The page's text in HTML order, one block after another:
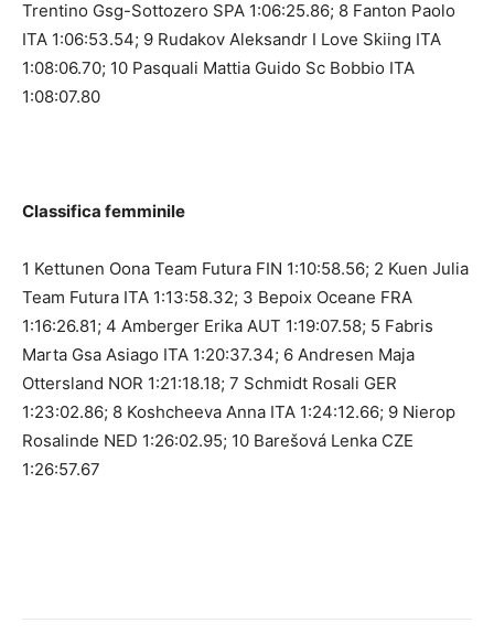
Trentino Gsg-Sottozero SPA 1:06:25.86; 8 Fanton Paolo
ITA 1:06:53.54; 9 Rudakov Aleksandr I Love Skiing ITA
1:08:06.70; 10 Pasquali Mattia Guido Sc Bobbio ITA
1:08:07.80
Classifica femminile
1 Kettunen Oona Team Futura FIN 1:10:58.56; 2 Kuen Julia
Team Futura ITA 1:13:58.32; 3 Bepoix Oceane FRA
1:16:26.81; 4 Amberger Erika AUT 1:19:07.58; 5 Fabris
Marta Gsa Asiago ITA 1:20:37.34; 6 Andresen Maja
Ottersland NOR 1:21:18.18; 7 Schmidt Rosali GER
1:23:02.86; 8 Koshcheeva Anna ITA 1:24:12.66; 9 Nierop
Rosalinde NED 1:26:02.95; 10 Barešová Lenka CZE
1:26:57.67